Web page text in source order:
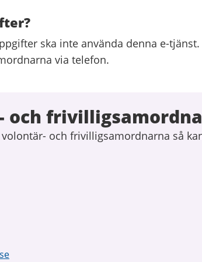
ska inte använda denna e-tjänst.
via telefon.
och
och frivilligsamordnarna så